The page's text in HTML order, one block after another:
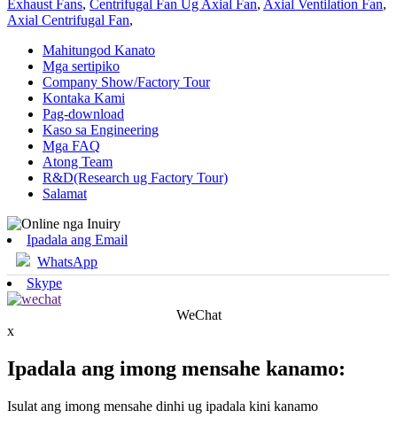
Exhaust Fans, Centrifugal Fan Ug Axial Fan, Axial Ventilation Fan,
Axial Centrifugal Fan,
Mahitungod Kanato
Mga sertipiko
Company Show/Factory Tour
Kontaka Kami
Pag-download
Kaso sa Engineering
Mga FAQ
Atong Team
R&D(Research ug Factory Tour)
Salamat
Ipadala ang Email
WhatsApp
Skype
WeChat
x
Ipadala ang imong mensahe kanamo:
Isulat ang imong mensahe dinhi ug ipadala kini kanamo